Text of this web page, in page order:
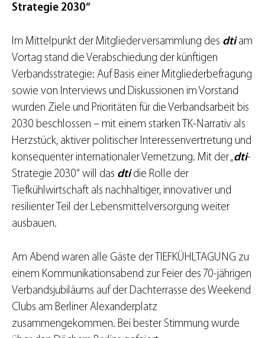
Strategie 2030“
Im Mittelpunkt der Mitgliederversammlung des dtiam
Vortag stand die Verabschiedung der künftigen
Verbandsstrategie: Auf Basis einer Mitgliederbefragung
sowie von Interviews und Diskussionen im Vorstand
wurden Ziele und Prioritäten für die Verbandsarbeit bis
2030 beschlossen – mit einem starken TK-Narrativ als
Herzstück, aktiver politischer Interessenvertretung und
konsequenter internationaler Vernetzung. Mit der „dti-
Strategie 2030“ will das dtidie Rolle der
Tiefkühlwirtschaft als nachhaltiger, innovativer und
resilienter Teil der Lebensmittelversorgung weiter
ausbauen.
Am Abend waren alle Gäste der TIEFKÜHLTAGUNG zu
einem Kommunikationsabend zur Feier des 70-jährigen
Verbandsjubiläums auf der Dachterrasse des Weekend
Clubs am Berliner Alexanderplatz
zusammengekommen. Bei bester Stimmung wurde